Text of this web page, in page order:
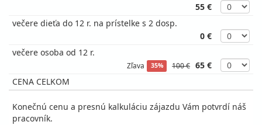
55 €
večere dieťa do 12 r. na prístelke s 2 dosp.
0 €
večere osoba od 12 r.
Zľava 35% 100 € 65 €
CENA CELKOM
Konečnú cenu a presnú kalkuláciu zájazdu Vám potvrdí náš
pracovník.